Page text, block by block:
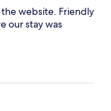
website. Friendly
our stay was